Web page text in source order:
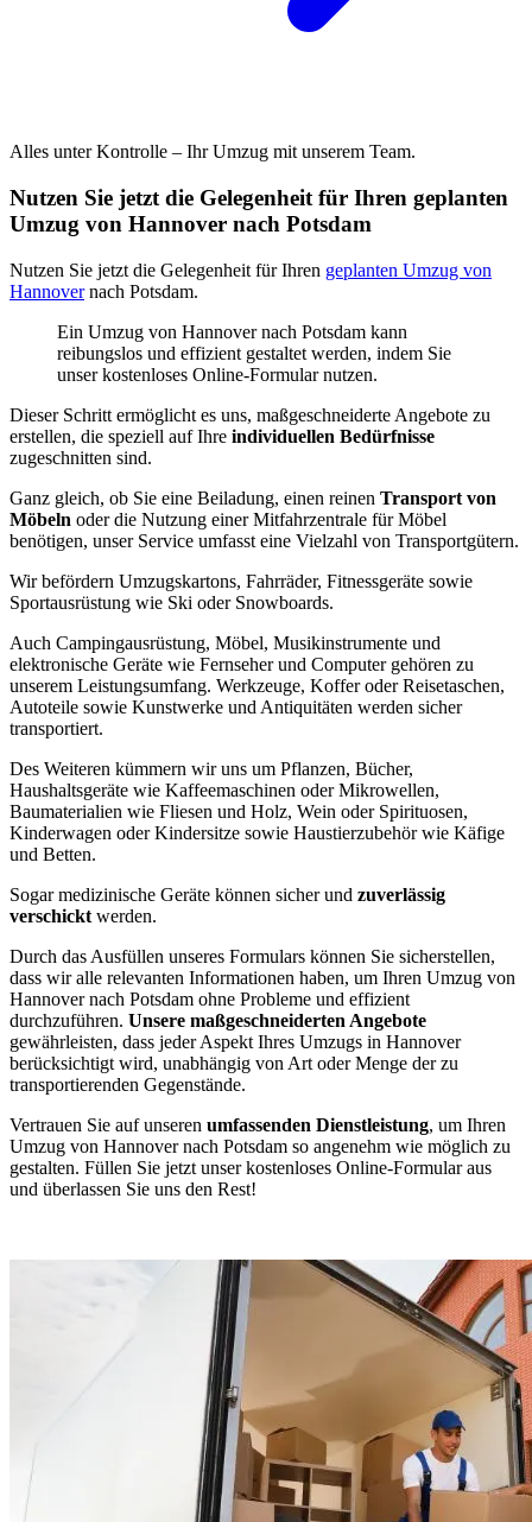
Alles unter Kontrolle – Ihr Umzug mit unserem Team.
Nutzen Sie jetzt die Gelegenheit für Ihren geplanten
Umzug von Hannover nach Potsdam
Nutzen Sie jetzt die Gelegenheit für Ihren geplanten Umzug von
Hannovernach Potsdam.
Ein Umzug von Hannover nach Potsdam kann
reibungslos und effizient gestaltet werden, indem Sie
unser kostenloses Online-Formular nutzen.
Dieser Schritt ermöglicht es uns, maßgeschneiderte Angebote zu
erstellen, die speziell auf Ihre individuellen Bedürfnisse
zugeschnitten sind.
Ganz gleich, ob Sie eine Beiladung, einen reinen Transport von
Möbeln oder die Nutzung einer Mitfahrzentrale für Möbel
benötigen, unser Service umfasst eine Vielzahl von Transportgütern.
Wir befördern Umzugskartons, Fahrräder, Fitnessgeräte sowie
Sportausrüstung wie Ski oder Snowboards.
Auch Campingausrüstung, Möbel, Musikinstrumente und
elektronische Geräte wie Fernseher und Computer gehören zu
unserem Leistungsumfang. Werkzeuge, Koffer oder Reisetaschen,
Autoteile sowie Kunstwerke und Antiquitäten werden sicher
transportiert.
Des Weiteren kümmern wir uns um Pflanzen, Bücher,
Haushaltsgeräte wie Kaffeemaschinen oder Mikrowellen,
Baumaterialien wie Fliesen und Holz, Wein oder Spirituosen,
Kinderwagen oder Kindersitze sowie Haustierzubehör wie Käfige
und Betten.
Sogar medizinische Geräte können sicher und zuverlässig
verschickt werden.
Durch das Ausfüllen unseres Formulars können Sie sicherstellen,
dass wir alle relevanten Informationen haben, um Ihren Umzug von
Hannover nach Potsdam ohne Probleme und effizient
durchzuführen. Unsere maßgeschneiderten Angebote
gewährleisten, dass jeder Aspekt Ihres Umzugs in Hannover
berücksichtigt wird, unabhängig von Art oder Menge der zu
transportierenden Gegenstände.
Vertrauen Sie auf unseren umfassenden Dienstleistung, um Ihren
Umzug von Hannover nach Potsdam so angenehm wie möglich zu
gestalten. Füllen Sie jetzt unser kostenloses Online-Formular aus
und überlassen Sie uns den Rest!